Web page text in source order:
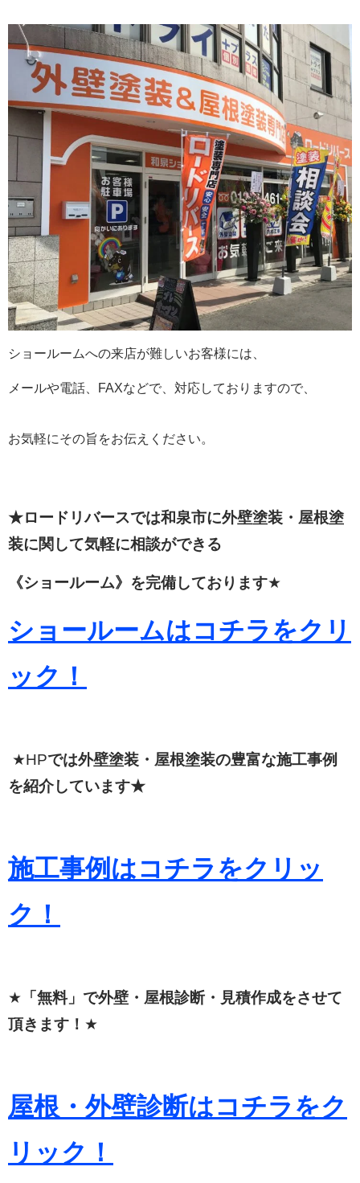
ショールームへの来店が難しいお客様には、
メールや電話、FAXなどで、対応しておりますので、
お気軽にその旨をお伝えください。
★ロードリバースでは和泉市に外壁塗装・屋根塗
装に関して気軽に相談ができる
《ショールーム》を完備しております★
ショールームはコチラをクリ
ック！
★HPでは外壁塗装・屋根塗装の豊富な施工事例
を紹介しています★
施工事例はコチラをクリッ
ク！
★ 「無料」で外壁・屋根診断・見積作成をさせて
頂きます！ ★
屋根・外壁診断はコチラをク
リック！